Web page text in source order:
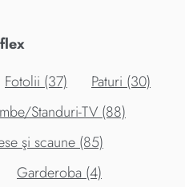
Fotolii (37)
Paturi (30)
Standuri-TV (88)
şi scaune (85)
Garderoba (4)